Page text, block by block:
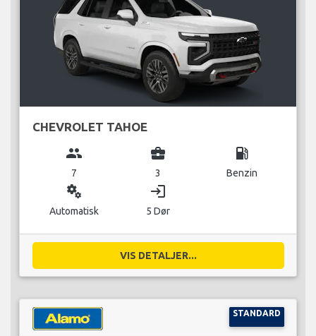
CHEVROLET TAHOE
group
7
business_center
3
local_gas_station
Benzin
miscellaneous_services
Automatisk
login
5 Dør
VIS DETALJER...
STANDARD